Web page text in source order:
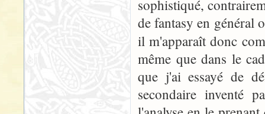
sophistiqué,
de fantasy en général
il m'apparaît donc
même que dans le
que j'ai essayé de
secondaire inventé